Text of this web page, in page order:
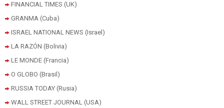
FINANCIAL TIMES (UK)
GRANMA (Cuba)
ISRAEL NATIONAL NEWS (Israel)
LA RAZÓN (Bolivia)
LE MONDE (Francia)
O GLOBO (Brasil)
RUSSIA TODAY (Rusia)
WALL STREET JOURNAL (USA)